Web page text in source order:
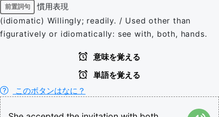
前置詞句
慣用表現
(idiomatic) Willingly; readily. / Used other than
figuratively or idiomatically: see with, both, hands.
意味を覚える
単語を覚える
このボタンはなに？